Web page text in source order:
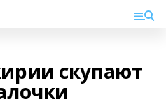
скупают